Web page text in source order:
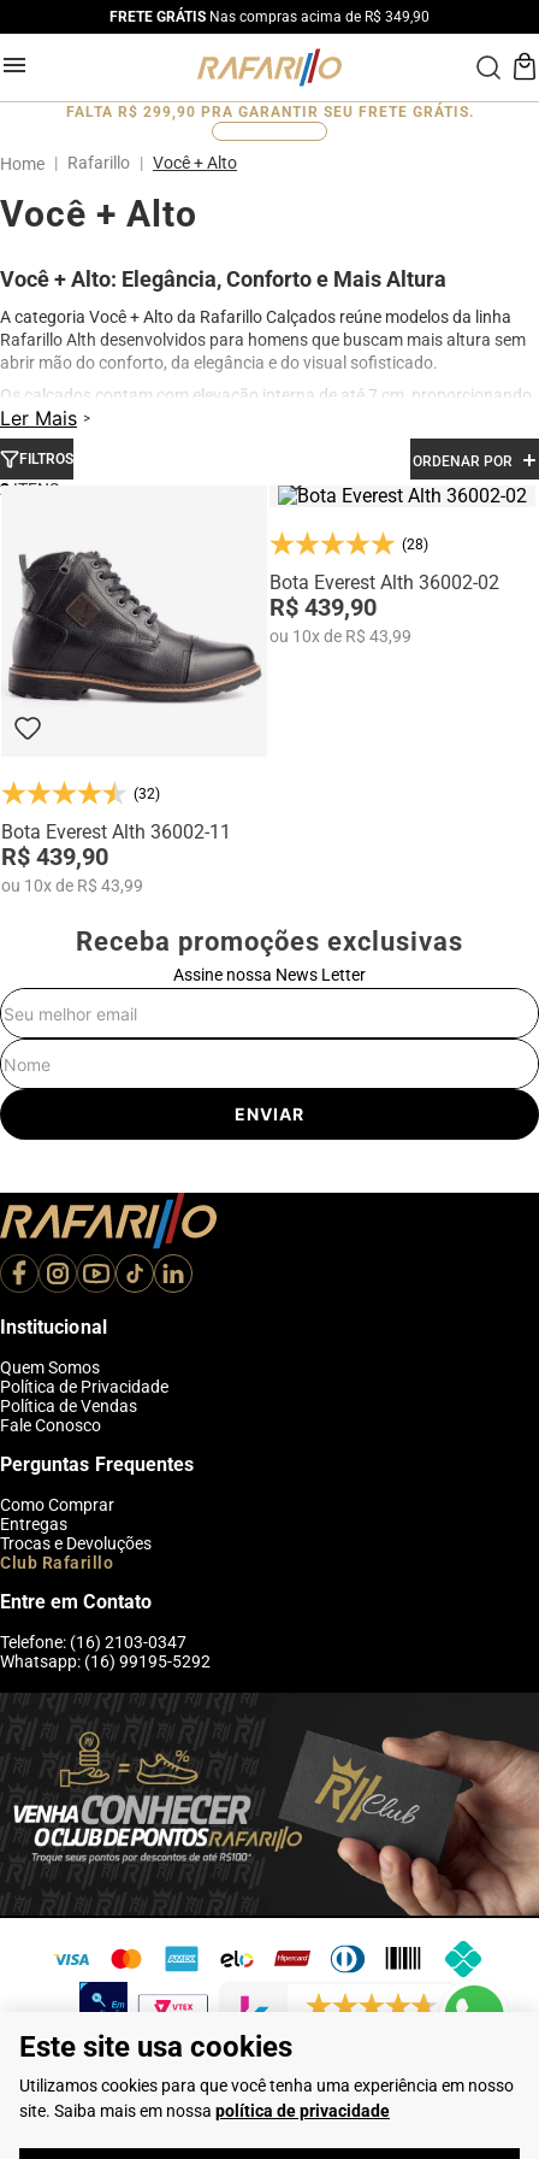
Este site usa cookies
Utilizamos cookies para que você tenha uma experiência em nosso
site. Saiba mais em nossa política de privacidade
FRETE GRÁTIS Nas compras acima de R$ 349,90
FALTA R$ 299,90 PRA GARANTIR SEU FRETE GRÁTIS.
0
Rafarillo Você + Alto
Você + Alto
Você + Alto: Elegância, Conforto e Mais Altura
A categoria Você + Alto da Rafarillo Calçados reúne modelos da linha
Rafarillo Alth desenvolvidos para homens que buscam mais altura sem
abrir mão do conforto, da elegância e do visual sofisticado.
Os calçados contam com elevação interna de até 7 cm, proporcionando
aumento de altura de forma discreta e natural. Produzidos em couro
legítimo e com acabamento premium, os modelos oferecem excelente
conforto para uso diário, além de design moderno para ocasiões sociais,
profissionais e casuais.
mocassins e sapatênis com tecnologia de elevação interna,
desenvolvidos para garantir mais confiança, postura e estilo em
qualquer momento do dia.
Ler Mais
FILTROS ORDENAR POR
2
(32)
Bota Everest Alth 36002-11
R$ 439,90
ou 10xde R$ 43,99
(28)
Bota Everest Alth 36002-02
R$ 439,90
ou 10xde R$ 43,99
Receba promoções exclusivas
Assine nossa News Letter
ENVIAR
Institucional
Quem Somos
Política de Privacidade
Política de Vendas
Fale Conosco
Perguntas Frequentes
Como Comprar
Entregas
Trocas e Devoluções
Club Rafarillo
Entre em Contato
Telefone: (16) 2103-0347
Whatsapp: (16) 99195-5292
Flamarian Comércio de Calçados LTDA - CNPJ: 10.913.950/0001-60 -
Rua Evangelista de Lima, 710 - Franca/SP
Coronel Tamarindo, 2435 - Franca/SP